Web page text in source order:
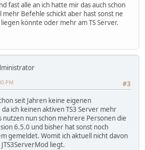
fast alle an ich hatte mir das auch schon
mehr Befehle schickt aber hast sonst ne
könnte oder mehr am TS Server.
#3
PM
seit Jahren keine eigenen
ich keinen aktiven TS3 Server mehr
nun schon mehrere Personen die
6.5.0 und bisher hat sonst noch
gemeldet. Womit ich aktuell nicht davon
liegt.